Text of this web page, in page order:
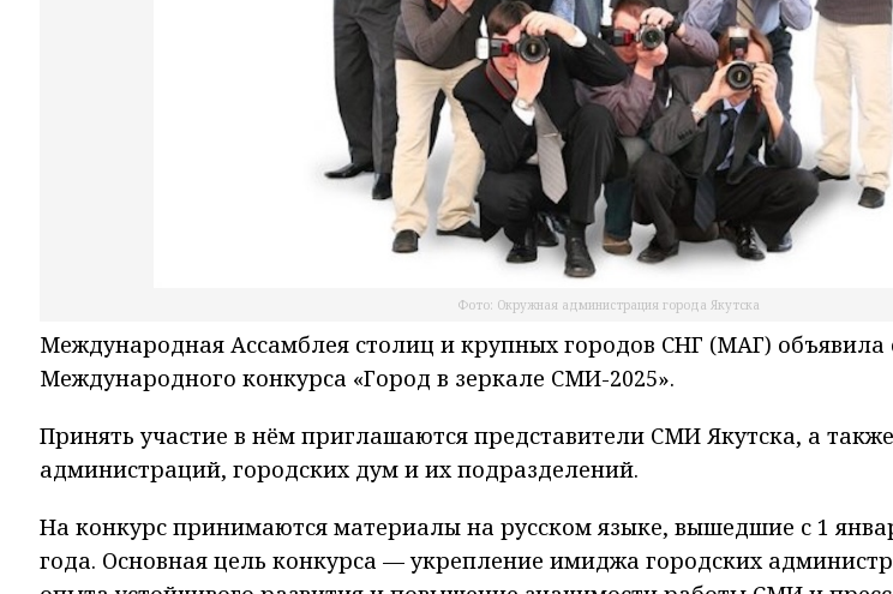
Фото: Окружная администрация города Якутска
Международная Ассамблея столиц и крупных городов СНГ (МАГ) объявила
Международного конкурса «Город в зеркале СМИ-2025».
Принять участие в нём приглашаются представители СМИ Якутска, а
администраций, городских дум и их подразделений.
На конкурс принимаются материалы на русском языке, вышедшие с 1
года. Основная цель конкурса — укрепление имиджа городских